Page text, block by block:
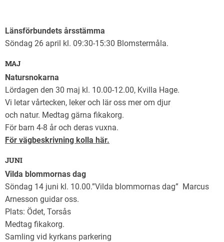
Länsförbundets årsstämma
Söndag 26 april kl. 09:30-15:30 Blomstermåla.
MAJ
Natursnokarna
Lördagen den 30 maj kl. 10.00-12.00, Kvilla Hage.
Vi letar vårtecken, leker och lär oss mer om djur
och natur. Medtag gärna fikakorg.
För barn 4-8 år och deras vuxna.
För vägbeskrivning kolla här.
JUNI
Vilda blommornas dag
Söndag 14 juni kl. 10.00.”Vilda blommornas dag” Marcus
Arnesson guidar oss.
Plats: Ödet, Torsås
Medtag fikakorg.
Samling vid kyrkans parkering